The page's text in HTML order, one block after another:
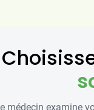
médecin examine